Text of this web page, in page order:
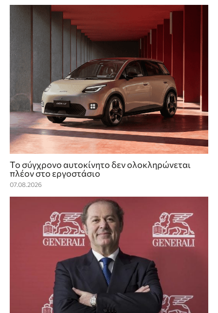
Το σύγχρονο αυτοκίνητο δεν ολοκληρώνεται
πλέον στο εργοστάσιο
07.08.2026